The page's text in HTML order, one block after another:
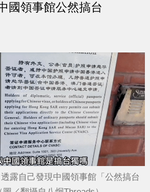
國領事館公然搞台
露自己發現中國領事館「公然搞台